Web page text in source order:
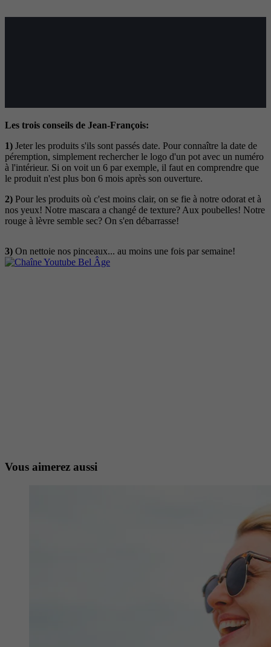
Les trois conseils de Jean-François:
1) Jeter les produits s'ils sont passés date. Pour connaître la date de
péremption, simplement rechercher le logo d'un pot avec un numéro
à l'intérieur. Si on voit un 6 par exemple, il faut en comprendre que
le produit n'est plus bon 6 mois après son ouverture.
2) Pour les produits où c'est moins clair, on se fie à notre odorat et à
nos yeux! Notre mascara a changé de texture? Aux poubelles! Notre
rouge à lèvre semble sec? On s'en débarrasse!
3) On nettoie nos pinceaux... au moins une fois par semaine!
Vous aimerez aussi